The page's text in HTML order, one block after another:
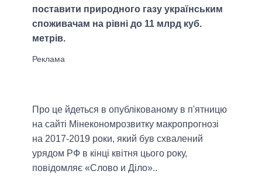
поставити природного газу українським
споживачам на рівні до 11 млрд куб.
метрів.
Про це йдеться в опублікованому в п'ятницю
на сайті Мінекономрозвитку макропрогнозі
на 2017-2019 роки, який був схвалений
урядом РФ в кінці квітня цього року,
повідомляє «Слово и Діло»..